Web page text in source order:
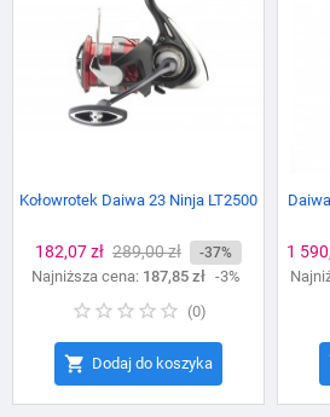
Kołowrotek Daiwa 23 Ninja LT2500
Cena
182,07 zł Cena
podstawowa
289,00 zł -37%
Najniższa cena: 187,85 zł -3%
(0)
 Dodaj do koszyka
Cena
1